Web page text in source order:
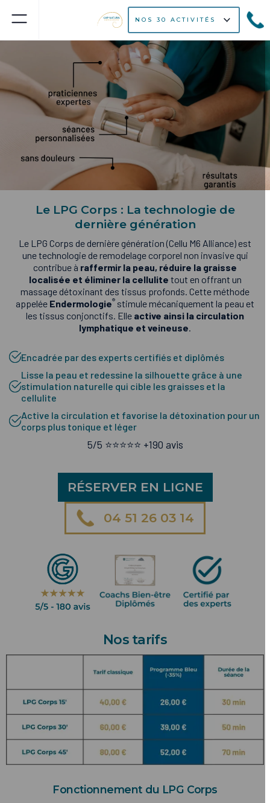
NOS 30 ACTIVITÉS
Le LPG Corps : La technologie de
dernière génération
Le LPG Corps de dernière génération (Cellu M6 Alliance) est
une technologie de remodelage corporel non invasive qui
contribue à raffermir la peau, réduire la graisse
localisée et éliminer la cellulite tout en offrant un
massage détoxinant des tissus profonds. Cette méthode
appelée Endermologie® stimule mécaniquement la peau et
les tissus conjonctifs. Elle active ainsi la circulation
lymphatique et veineuse.
Encadrée par des experts certifiés et diplômés
Lisse la peau et redessine la silhouette grâce à une
stimulation naturelle qui cible les graisses et la
cellulite
Active la circulation et favorise la détoxination pour un
corps plus tonique et léger
5/5 ⭐️⭐️⭐️⭐️⭐️ +190 avis
RÉSERVER EN LIGNE
04 51 26 03 14
Nos tarifs
Fonctionnement du LPG Corps